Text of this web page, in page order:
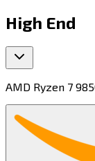
High End
AMD Ryzen 7 9850X3D​​​​‌